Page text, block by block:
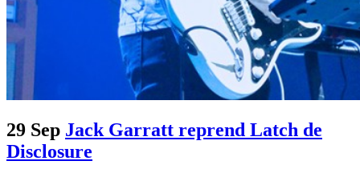
29 Sep Jack Garratt reprend Latch de
Disclosure